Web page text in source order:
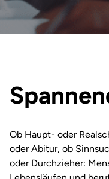
Ob Haupt- oder
oder Abitur, ob
oder Durchzieher:
Herten
Köln
Leer